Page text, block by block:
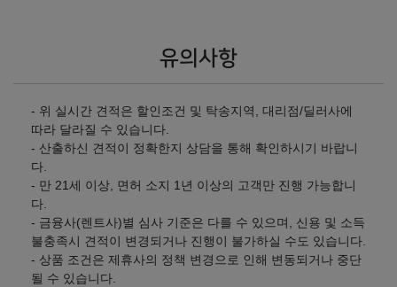
유의사항
- 위 실시간 견적은 할인조건 및 탁송지역, 대리점/딜러사에
따라 달라질 수 있습니다.
- 산출하신 견적이 정확한지 상담을 통해 확인하시기 바랍니
다.
- 만 21세 이상, 면허 소지 1년 이상의 고객만 진행 가능합니
다.
- 금융사(렌트사)별 심사 기준은 다를 수 있으며, 신용 및 소득
불충족시 견적이 변경되거나 진행이 불가하실 수도 있습니다.
- 상품 조건은 제휴사의 정책 변경으로 인해 변동되거나 중단
될 수 있습니다.